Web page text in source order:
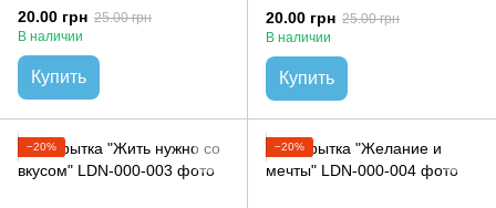
20.00 грн 25.00 грн
В наличии
Купить
20.00 грн 25.00 грн
В наличии
Купить
−20% −20%